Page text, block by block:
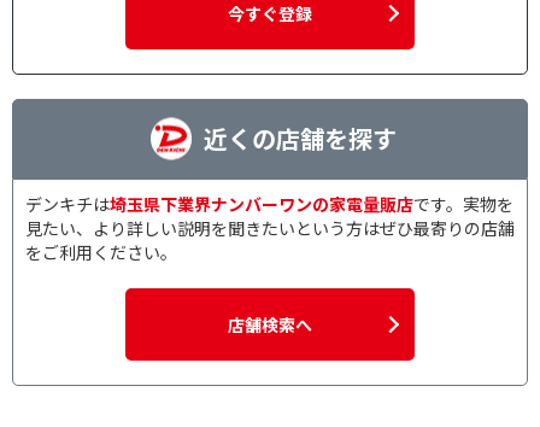
今すぐ登録
近くの店舗を探す
デンキチは埼玉県下業界ナンバーワンの家電量販店です。実物を
見たい、より詳しい説明を聞きたいという方はぜひ最寄りの店舗
をご利用ください。
店舗検索へ